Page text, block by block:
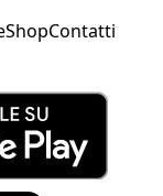
ShopContatti